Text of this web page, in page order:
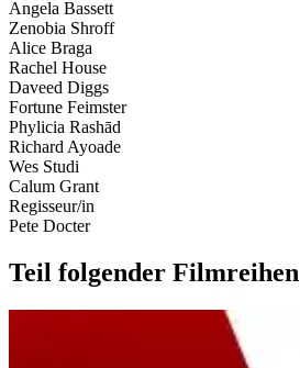
Angela Bassett
Zenobia Shroff
Alice Braga
Rachel House
Daveed Diggs
Fortune Feimster
Phylicia Rashād
Richard Ayoade
Wes Studi
Calum Grant
Regisseur/in
Pete Docter
Teil folgender Filmreihen